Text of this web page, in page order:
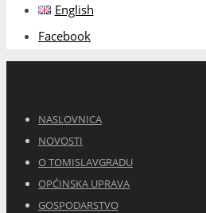
English
Facebook
NASLOVNICA
NOVOSTI
O TOMISLAVGRADU
OPĆINSKA UPRAVA
GOSPODARSTVO